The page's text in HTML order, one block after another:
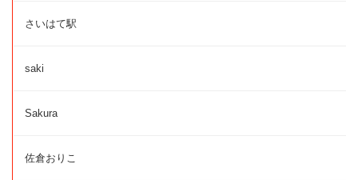
さいはて駅
saki
Sakura
佐倉おりこ